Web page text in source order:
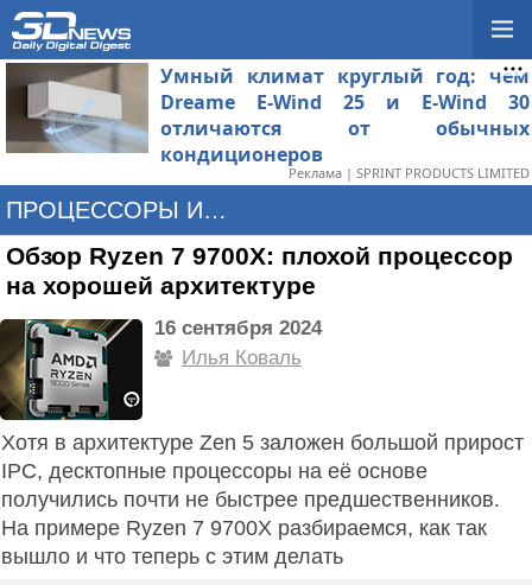
Умный климат круглый год: чем
Dreame E-Wind 25 и E-Wind 30
отличаются от обычных
кондиционеров
Реклама | SPRINT PRODUCTS LIMITED
ПРОЦЕССОРЫ И ПАМЯТЬ
Обзор Ryzen 7 9700X: плохой процессор
на хорошей архитектуре
16 сентября 2024
Илья Коваль
Хотя в архитектуре Zen 5 заложен большой прирост
IPC, десктопные процессоры на её основе
получились почти не быстрее предшественников.
На примере Ryzen 7 9700X разбираемся, как так
вышло и что теперь с этим делать